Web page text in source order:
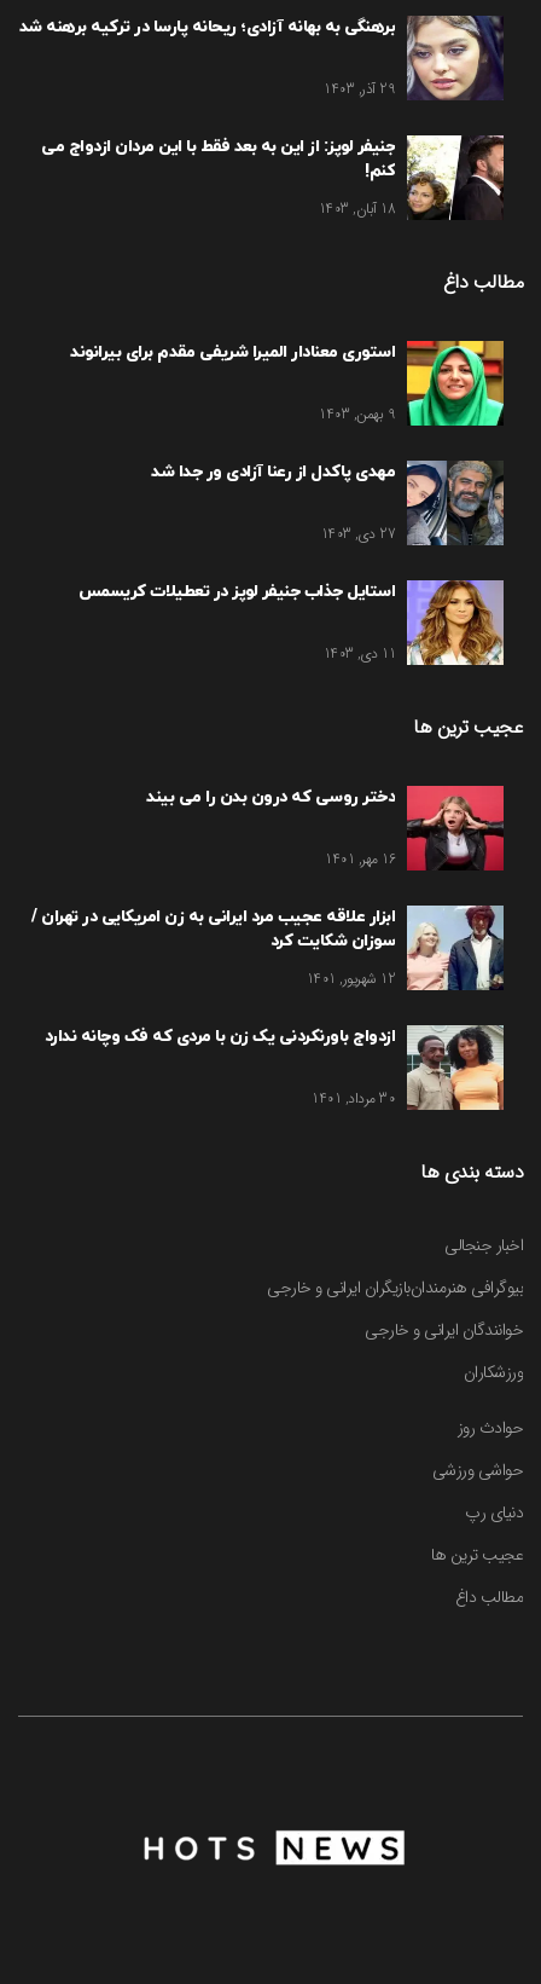
برهنگی به بهانه آزادی؛ ریحانه پارسا در ترکیه برهنه شد
29 آذر, 1403
جنیفر لوپز: از این به بعد فقط با این مردان ازدواج می
کنم!
18 آبان, 1403
مطالب داغ
استوری معنادار المیرا شریفی مقدم برای بیرانوند
9 بهمن, 1403
مهدی پاکدل از رعنا آزادی ور جدا شد
27 دی, 1403
استایل جذاب جنیفر لوپز در تعطیلات کریسمس
11 دی, 1403
عجیب ترین ها
دختر روسی که درون بدن را می بیند
16 مهر, 1401
ابزار علاقه عجیب مرد ایرانی به زن امریکایی در تهران /
سوزان شکایت کرد
12 شهریور, 1401
ازدواج باورنکردنی یک زن با مردی که فک وچانه ندارد
30 مرداد, 1401
دسته بندی ها
اخبار جنجالی
بیوگرافی هنرمندانبازیگران ایرانی و خارجی
خوانندگان ایرانی و خارجی
ورزشکاران
حوادث روز
حواشی ورزشی
دنیای رپ
عجیب ترین ها
مطالب داغ